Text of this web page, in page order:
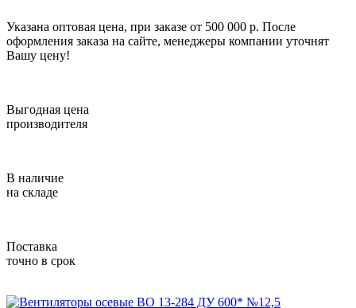
Указана оптовая цена, при заказе от 500 000 р. После
оформления заказа на сайте, менеджеры компании уточнят
Вашу цену!
Выгодная цена
производителя
В наличие
на складе
Поставка
точно в срок